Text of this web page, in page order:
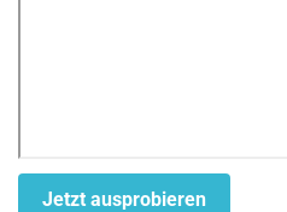
Jetzt ausprobieren